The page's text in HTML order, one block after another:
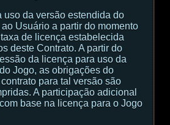
uso da versão estendida do
Usuário a partir do momento
de licença estabelecida
deste Contrato. A partir do
da licença para uso da
Jogo, as obrigações do
para tal versão são
A participação adicional
base na licença para o Jogo